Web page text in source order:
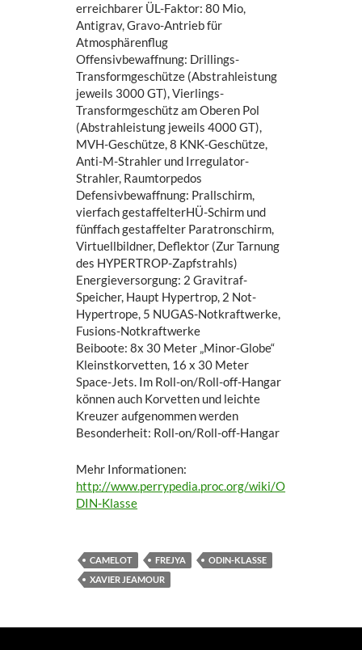
erreichbarer ÜL-Faktor: 80 Mio,
Antigrav, Gravo-Antrieb für
Atmosphärenflug
Offensivbewaffnung: Drillings-
Transformgeschütze (Abstrahleistung
jeweils 3000 GT), Vierlings-
Transformgeschütz am Oberen Pol
(Abstrahleistung jeweils 4000 GT),
MVH-Geschütze, 8 KNK-Geschütze,
Anti-M-Strahler und Irregulator-
Strahler, Raumtorpedos
Defensivbewaffnung: Prallschirm,
vierfach gestaffelterHÜ-Schirm und
fünffach gestaffelter Paratronschirm,
Virtuellbildner, Deflektor (Zur Tarnung
des HYPERTROP-Zapfstrahls)
Energieversorgung: 2 Gravitraf-
Speicher, Haupt Hypertrop, 2 Not-
Hypertrope, 5 NUGAS-Notkraftwerke,
Fusions-Notkraftwerke
Beiboote: 8x 30 Meter „Minor-Globe“
Kleinstkorvetten, 16 x 30 Meter
Space-Jets. Im Roll-on/Roll-off-Hangar
können auch Korvetten und leichte
Kreuzer aufgenommen werden
Besonderheit: Roll-on/Roll-off-Hangar
Mehr Informationen:
http://www.perrypedia.proc.org/wiki/O
DIN-Klasse
CAMELOT FREJYA
ODIN-KLASSE
XAVIER JEAMOUR